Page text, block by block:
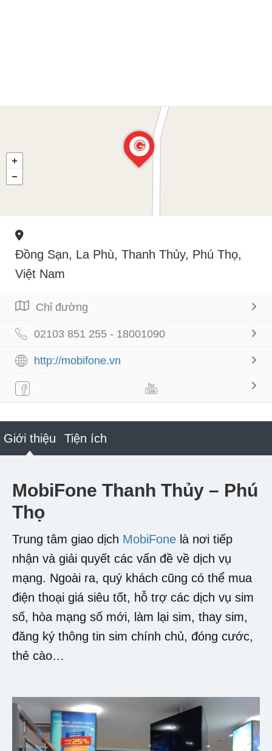
Đồng Sạn, La Phù, Thanh Thủy, Phú Thọ,
Việt Nam
Chỉ đường
02103 851 255 - 18001090
http://mobifone.vn
Giới thiệu Tiện ích
MobiFone Thanh Thủy – Phú
Thọ
Trung tâm giao dịch MobiFone là nơi tiếp
nhận và giải quyết các vấn đề về dịch vụ
mạng. Ngoài ra, quý khách cũng có thể mua
điện thoại giá siêu tốt, hỗ trợ các dịch vụ sim
số, hòa mạng số mới, làm lại sim, thay sim,
đăng ký thông tin sim chính chủ, đóng cước,
thẻ cào…